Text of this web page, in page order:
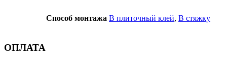
Способ монтажа В плиточный клей, В стяжку
ОПЛАТА